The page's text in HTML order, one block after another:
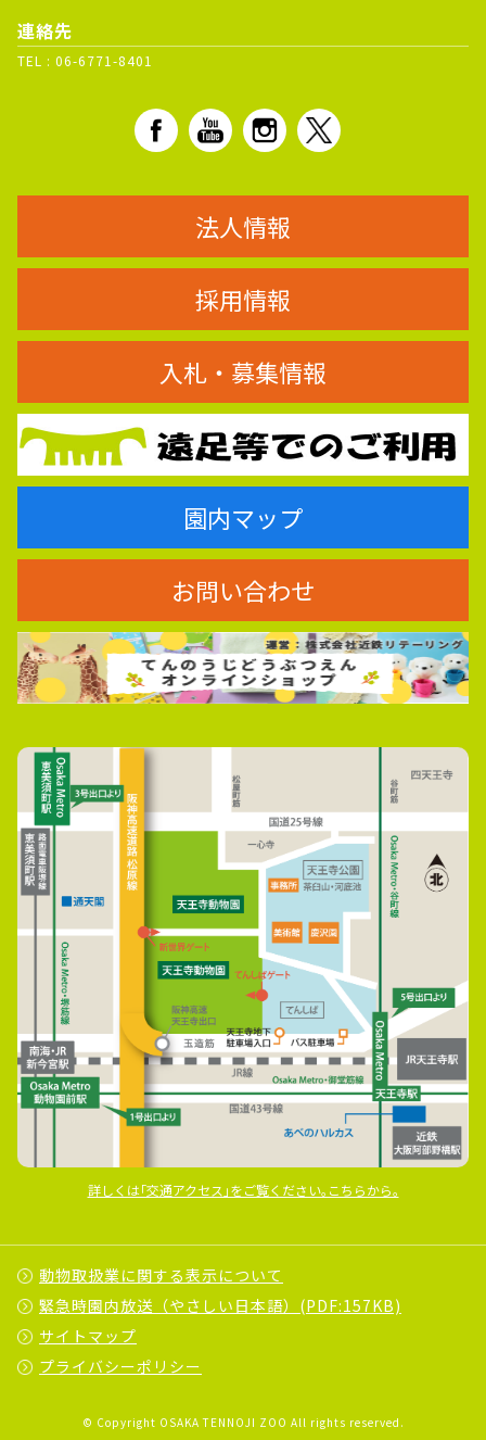
連絡先
TEL : 06-6771-8401
法人情報
採用情報
入札・募集情報
園内マップ
お問い合わせ
詳しくは｢交通アクセス｣をご覧ください｡こちらから｡
動物取扱業に関する表示について
緊急時園内放送（やさしい日本語）(PDF:157KB)
サイトマップ
プライバシーポリシー
© Copyright OSAKA TENNOJI ZOO All rights reserved.